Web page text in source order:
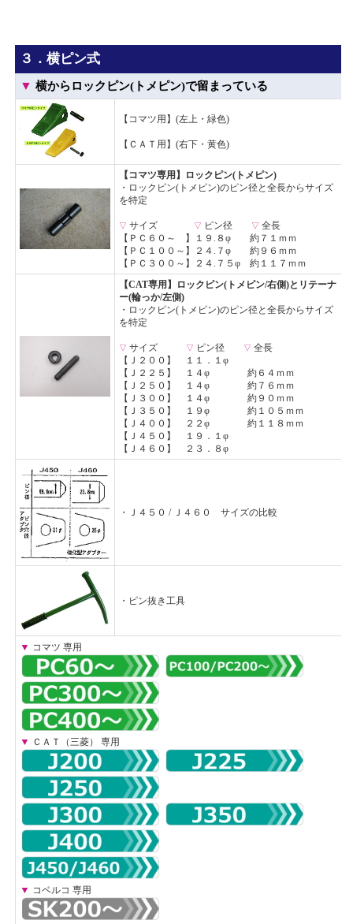
３．横ピン式
▼横からロックピン(トメピン)で留まっている
【コマツ用】(左上・緑色)
【ＣＡＴ用】(右下・黄色)
【コマツ専用】ロックピン(トメピン)
・ロックピン(トメピン)のピン径と全長からサイズ
を特定
▽サイズ ▽ ピン径 ▽全長
【 ＰＣ６０～
】１９.８φ 約７１ｍｍ
【 ＰＣ１００～ 】２４.７φ 約９６ｍｍ
【 ＰＣ３００～ 】２４.７５φ 約１１７ｍｍ
【CAT専用】ロックピン(トメピン/右側)とリテーナ
ー(輪っか/左側)
・ロックピン(トメピン)のピン径と全長からサイズ
を特定
▽サイズ ▽ ピン径 ▽全長
【 Ｊ２００ 】 １１．１φ
【 Ｊ２２５ 】 １４φ 約６４ｍｍ
【 Ｊ２５０ 】 １４φ 約７６ｍｍ
【 Ｊ３００ 】 １４φ 約９０ｍｍ
【 Ｊ３５０ 】 １９φ 約１０５ｍｍ
【 Ｊ４００ 】 ２２φ 約１１８ｍｍ
【 Ｊ４５０ 】 １９．１φ
【 Ｊ４６０ 】 ２３．８φ
・ Ｊ４５０ / Ｊ４６０ サイズの比較
・ ピン抜き工具
▼ コマツ 専用
▼ ＣＡＴ（三菱） 専用
▼ コベルコ 専用